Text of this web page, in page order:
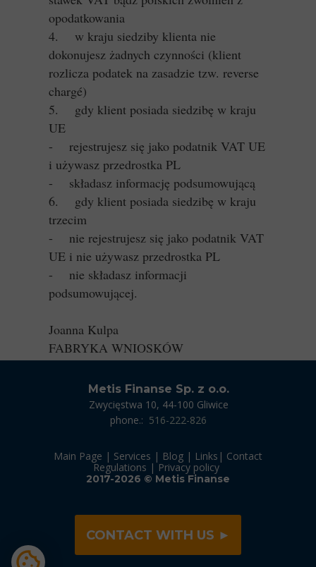
CONTACT WITH US ►
Metis Finanse Sp. z o.o.
Zwycięstwa 10, 44-100 Gliwice
phone.: 516-222-826
Main Page | Services | Blog | Links | Contact
Regulations |Privacy policy
2017-2026 © Metis Finanse
opodatkowania
4. w kraju siedziby klienta nie
dokonujesz żadnych czynności (klient
rozlicza podatek na zasadzie tzw. reverse
chargé)
5. gdy klient posiada siedzibę w kraju
UE
- rejestrujesz się jako podatnik VAT UE
i używasz przedrostka PL
- składasz informację podsumowującą
6. gdy klient posiada siedzibę w kraju
trzecim
- nie rejestrujesz się jako podatnik VAT
UE i nie używasz przedrostka PL
- nie składasz informacji
podsumowującej.
Joanna Kulpa
FABRYKA WNIOSKÓW